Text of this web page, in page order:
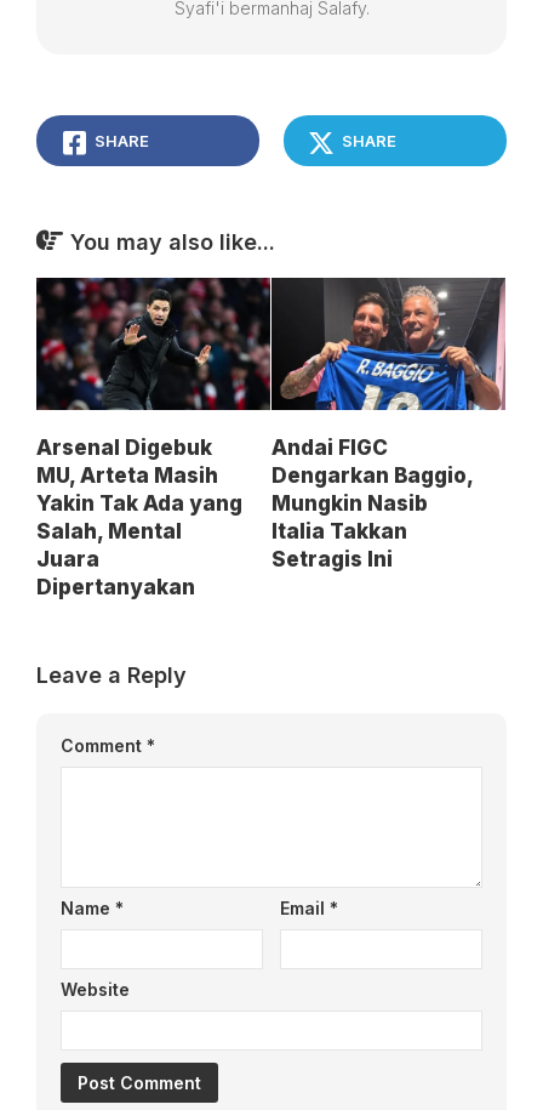
Syafi'i bermanhaj Salafy.
SHARE SHARE
You may also like...
Arsenal Digebuk
MU, Arteta Masih
Yakin Tak Ada yang
Salah, Mental
Juara
Dipertanyakan
Andai FIGC
Dengarkan Baggio,
Mungkin Nasib
Italia Takkan
Setragis Ini
Leave a Reply
Comment *
Name * Email *
Website